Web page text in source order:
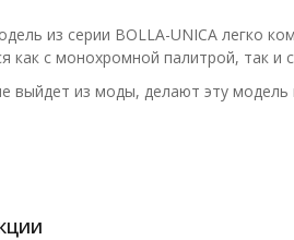
из серии BOLLA-UNICA легко
как с монохромной палитрой, так и
выйдет из моды, делают эту